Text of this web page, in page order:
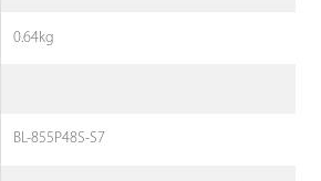
0.64kg
BL-855P48S-S7